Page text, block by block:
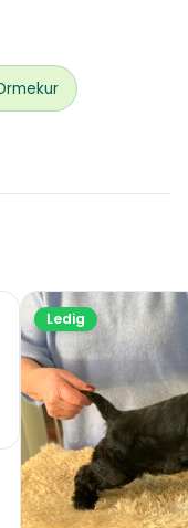
Ledig